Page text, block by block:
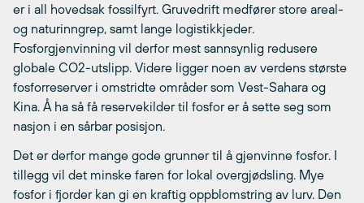
er i all hovedsak fossilfyrt. Gruvedrift medfører store areal-
og naturinngrep, samt lange logistikkjeder.
Fosforgjenvinning vil derfor mest sannsynlig redusere
globale CO2-utslipp. Videre ligger noen av verdens største
fosforreserver i omstridte områder som Vest-Sahara og
Kina. Å ha så få reservekilder til fosfor er å sette seg som
nasjon i en sårbar posisjon.
Det er derfor mange gode grunner til å gjenvinne fosfor. I
tillegg vil det minske faren for lokal overgjødsling. Mye
fosfor i fjorder kan gi en kraftig oppblomstring av lurv. Den